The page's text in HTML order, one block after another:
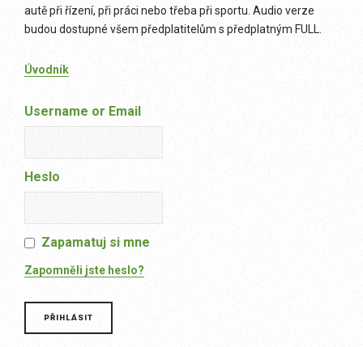
autě při řízení, při práci nebo třeba při sportu. Audio verze
budou dostupné všem předplatitelům s předplatným FULL.
Úvodník
Username or Email
Heslo
Zapamatuj si mne
Zapomněli jste heslo?